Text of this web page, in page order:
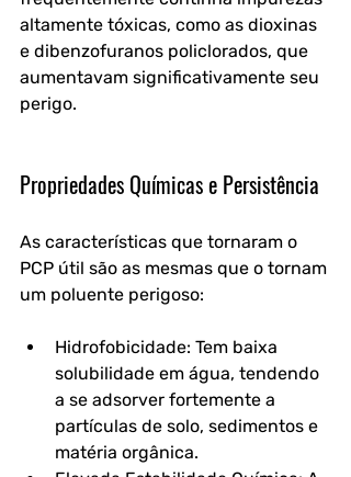
altamente tóxicas, como as dioxinas
e dibenzofuranos policlorados, que
aumentavam significativamente seu
perigo.
Propriedades Químicas e Persistência
As características que tornaram o
PCP útil são as mesmas que o tornam
um poluente perigoso:
Hidrofobicidade: Tem baixa
solubilidade em água, tendendo
a se adsorver fortemente a
partículas de solo, sedimentos e
matéria orgânica.